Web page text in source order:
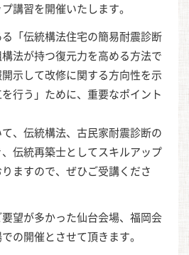
講習を開催いたします。
「伝統構法住宅の簡易耐震診断
法が持つ復元力を高める方法で
示して改修に関する方向性を示
行う」ために、重要なポイント
、伝統構法、古民家耐震診断の
伝統再築士としてスキルアップ
ますので、ぜひご受講くださ
望が多かった仙台会場、福岡会
の開催とさせて頂きます。